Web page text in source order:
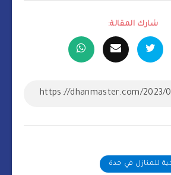
شارك المقالة:
للمنازل في جدة